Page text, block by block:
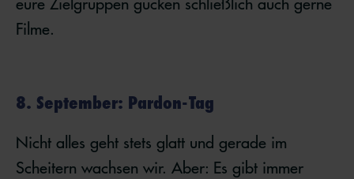
Filme.
8. September: Pardon-Tag
Nicht alles geht stets glatt und gerade im
Scheitern wachsen wir. Aber: Es gibt immer